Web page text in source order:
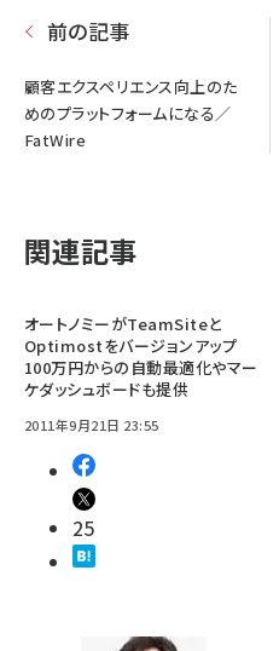
前の記事
顧客エクスペリエンス向上のた
めのプラットフォームになる／
FatWire
関連記事
オートノミーがTeamSiteと
Optimostをバージョンアップ
100万円からの自動最適化やマー
ケダッシュボードも提供
2011年9月21日 23:55
25